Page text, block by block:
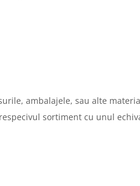
ambalajele, sau alte
sortiment cu unul